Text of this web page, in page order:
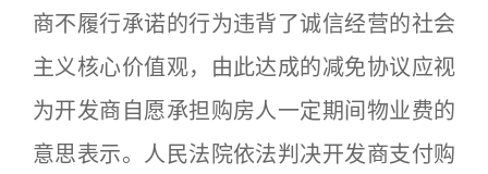
商不履行承诺的行为违背了诚信经营的社会
主义核心价值观，由此达成的减免协议应视
为开发商自愿承担购房人一定期间物业费的
意思表示。人民法院依法判决开发商支付购